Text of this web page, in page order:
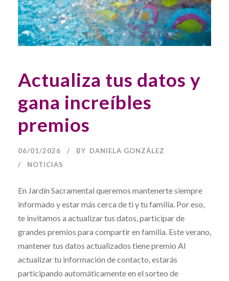
Actualiza tus datos y
gana increíbles
premios
06/01/2026 BY DANIELA GONZÁLEZ
NOTICIAS
En Jardín Sacramental queremos mantenerte siempre
informado y estar más cerca de ti y tu familia. Por eso,
te invitamos a actualizar tus datos, participar de
grandes premios para compartir en familia. Este verano,
mantener tus datos actualizados tiene premio Al
actualizar tu información de contacto, estarás
participando automáticamente en el sorteo de